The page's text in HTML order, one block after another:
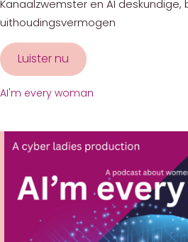
Kanaalzwemster en AI deskundige,
uithoudingsvermogen
Luister nu about AI’m every
AI'm every woman